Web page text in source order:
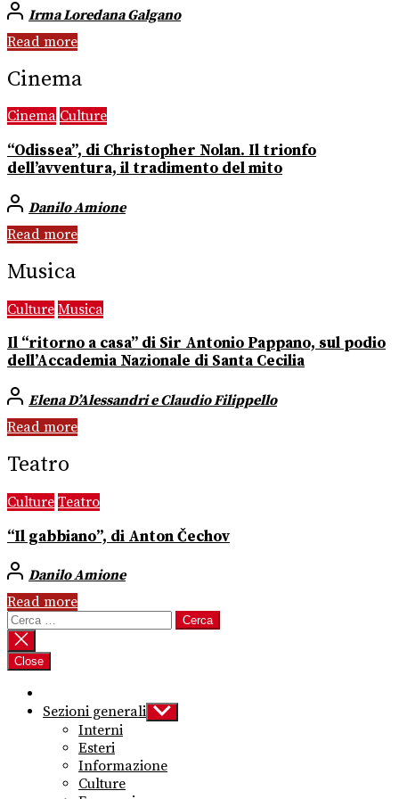
Irma Loredana Galgano
Read more
Cinema
Cinema Culture
“Odissea”, di Christopher Nolan. Il trionfo
dell’avventura, il tradimento del mito
Danilo Amione
Read more
Musica
Culture Musica
Il “ritorno a casa” di Sir Antonio Pappano, sul podio
dell’Accademia Nazionale di Santa Cecilia
Elena D’Alessandri e Claudio Filippello
Read more
Teatro
Culture Teatro
“Il gabbiano”, di Anton Čechov
Danilo Amione
Read more
Ricerca
per:
Close
Sezioni generali Show
sub
Interni
Esteri
Informazione
Culture